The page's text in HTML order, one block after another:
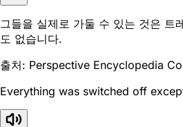
그들을 실제로 가둘 수 있는 것은 트
도 없습니다.
출처: Perspective Encyclopedia
Everything was switched off